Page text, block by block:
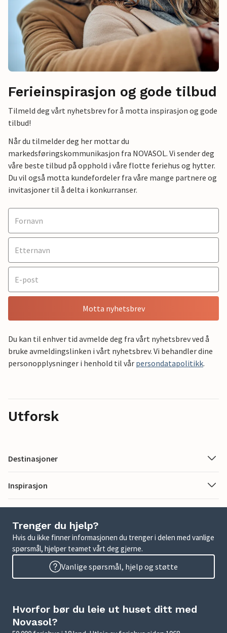
Ferieinspirasjon og gode tilbud
Tilmeld deg vårt nyhetsbrev for å motta inspirasjon og gode
tilbud!
Når du tilmelder deg her mottar du
markedsføringskommunikasjon fra NOVASOL. Vi sender deg
våre beste tilbud på opphold i våre flotte feriehus og hytter.
Du vil også motta kundefordeler fra våre mange partnere og
invitasjoner til å delta i konkurranser.
Motta nyhetsbrev
Du kan til enhver tid avmelde deg fra vårt nyhetsbrev ved å
bruke avmeldingslinken i vårt nyhetsbrev. Vi behandler dine
personopplysninger i henhold til vår persondatapolitikk.
Utforsk
Destinasjoner
Inspirasjon
Trenger du hjelp?
Hvis du ikke finner informasjonen du trenger i delen med vanlige
spørsmål, hjelper teamet vårt deg gjerne.
Vanlige spørsmål, hjelp og støtte
Hvorfor bør du leie ut huset ditt med
Novasol?